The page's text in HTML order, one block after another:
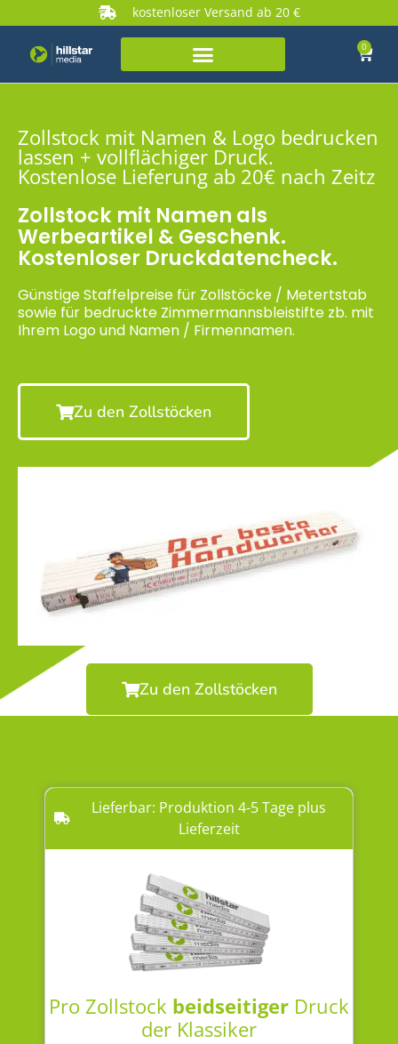
kostenloser Versand ab 20 €
0
Zollstock mit Namen & Logo bedrucken
lassen + vollflächiger Druck.
Kostenlose Lieferung ab 20€ nach Zeitz
Zollstock mit Namen als
Werbeartikel & Geschenk.
Kostenloser Druckdatencheck.
Günstige Staffelpreise für Zollstöcke / Metertstab
sowie für bedruckte Zimmermannsbleistifte zb. mit
Ihrem Logo und Namen / Firmennamen.
Zu den Zollstöcken
Zu den Zollstöcken
Lieferbar: Produktion 4-5 Tage plus
Lieferzeit
Pro Zollstock beidseitiger Druck
der Klassiker